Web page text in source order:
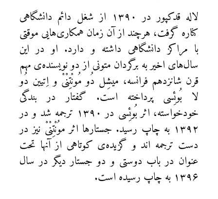
لاله قدكپور در ۱۳۹۰ از شغل دائم دانشگاهی
كناره گرفت، هرچند از آن زمان همكاری‌هایی موقتی
با مراكز دانشگاهی داشته و دارد. او در این
سال‌های اخیر به برگردان متونی از دو نویسنده‌ی مهم
قرن شانزدهم فرانسه، میشِل دُو مُونْتِنْیْ و اِتیین دُو
لا بُوئِسی پرداخته است. گفتار در بندگی
خودخواسته، اثر بُوئِسی در ۱۳۹۰ ترجمه شد و در
۱۳۹۲ به چاپ رسید. جستارها اثر موُنْتِنْیْ نیز در
دست ترجمه اند و گزیده‌ی کوتاهی از آنها تحت
عنوان در باب دوستی و دو جستار دیگر در سال
۱۳۹۶ به چاپ رسیده است.